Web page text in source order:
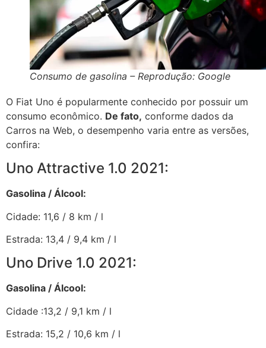
Consumo de gasolina – Reprodução: Google
O Fiat Uno é popularmente conhecido por possuir um
consumo econômico. De fato, conforme dados da
Carros na Web, o desempenho varia entre as versões,
confira:
Uno Attractive 1.0 2021:
Gasolina / Álcool:
Cidade: 11,6 / 8 km / l
Estrada: 13,4 / 9,4 km / l
Uno Drive 1.0 2021:
Gasolina / Álcool:
Cidade :13,2 / 9,1 km / l
Estrada: 15,2 / 10,6 km / l